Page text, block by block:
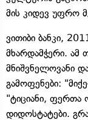
მის კიდევ უფრო
ვითიბი ბანკი,
მხარდამჭერი. ამ
მნიშვნელოვანი
გამოფენები:
"ტიციანი, ფერთა
დიდოსტატები.